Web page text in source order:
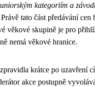
kategoriím a
tato část předávání
věkové skupině je pro
nemá věkové hranice.
krátce po uzavření
akce postupně